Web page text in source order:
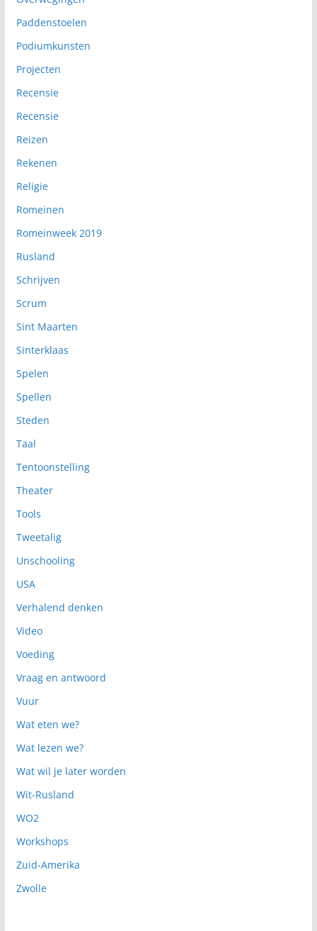
Paddenstoelen
Podiumkunsten
Projecten
Recensie
Recensie
Reizen
Rekenen
Religie
Romeinen
Romeinweek 2019
Rusland
Schrijven
Scrum
Sint Maarten
Sinterklaas
Spelen
Spellen
Steden
Taal
Tentoonstelling
Theater
Tools
Tweetalig
Unschooling
USA
Verhalend denken
Video
Voeding
Vraag en antwoord
Vuur
Wat eten we?
Wat lezen we?
Wat wil je later worden
Wit-Rusland
WO2
Workshops
Zuid-Amerika
Zwolle